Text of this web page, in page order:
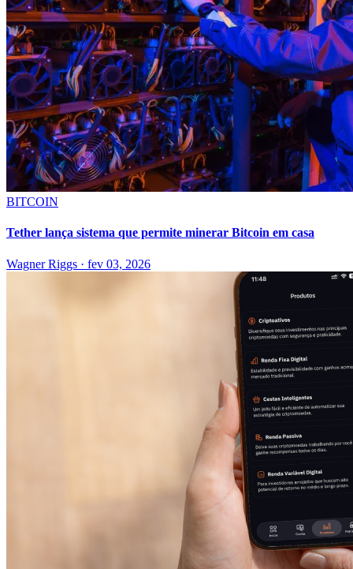
BITCOIN
Tether lança sistema que permite minerar Bitcoin em casa
Wagner Riggs · fev 03, 2026